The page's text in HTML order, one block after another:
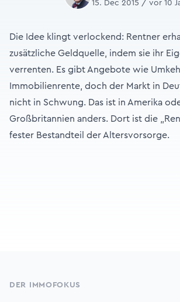
15. Dec 2015 / vor 10
Die Idee klingt verlockend: Rentner
zusätzliche Geldquelle, indem sie ihr
verrenten. Es gibt Angebote wie
Immobilienrente, doch der Markt in
nicht in Schwung. Das ist in Amerika
Großbritannien anders. Dort ist die
fester Bestandteil der Altersvorsorge.
DER IMMOFOKUS